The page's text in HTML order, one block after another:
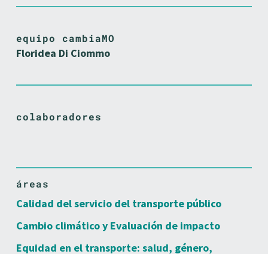
equipo cambiaMO
Floridea Di Ciommo
colaboradores
áreas
Calidad del servicio del transporte público
Cambio climático y Evaluación de impacto
Equidad en el transporte: salud, género,